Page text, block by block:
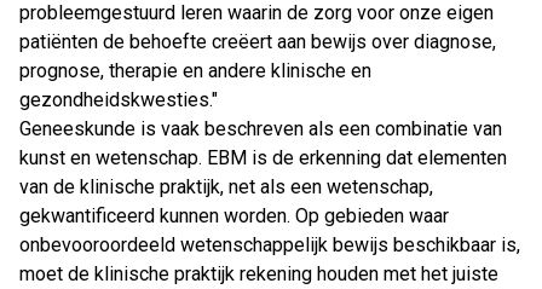
probleemgestuurd leren waarin de zorg voor onze eigen
patiënten de behoefte creëert aan bewijs over diagnose,
prognose, therapie en andere klinische en
gezondheidskwesties."
Geneeskunde is vaak beschreven als een combinatie van
kunst en wetenschap. EBM is de erkenning dat elementen
van de klinische praktijk, net als een wetenschap,
gekwantificeerd kunnen worden. Op gebieden waar
onbevooroordeeld wetenschappelijk bewijs beschikbaar is,
moet de klinische praktijk rekening houden met het juiste